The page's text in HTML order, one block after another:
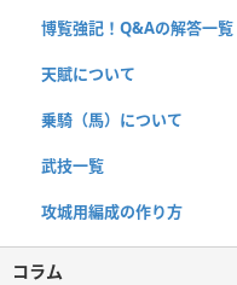
博覧強記！Q&Aの解答一覧
天賦について
乗騎（馬）について
武技一覧
攻城用編成の作り方
コラム